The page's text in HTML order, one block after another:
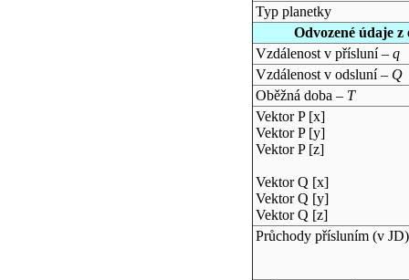
Typ planetky
Odvozené údaje
Vzdálenost v přísluní – q
Vzdálenost v odsluní – Q
Oběžná doba – T
Vektor P [x]
Vektor P [y]
Vektor P [z]
Vektor Q [x]
Vektor Q [y]
Vektor Q [z]
Průchody přísluním (v JD)